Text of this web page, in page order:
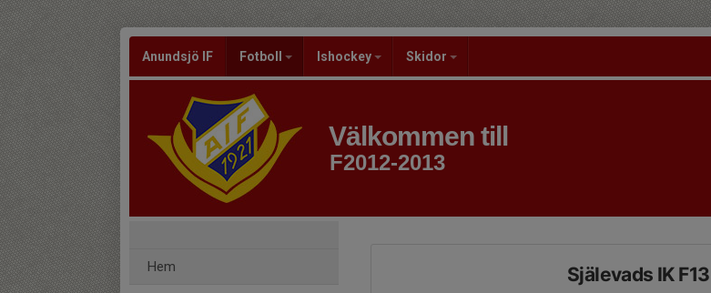
Anundsjö IF Fotboll Ishockey Skidor
Välkommen till
F2012-2013
Hem Själevads IK